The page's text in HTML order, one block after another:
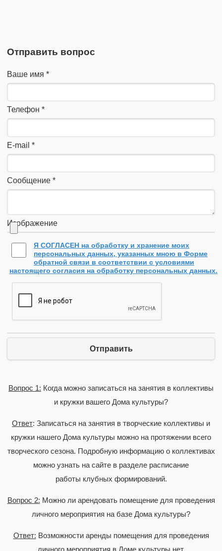
Отправить вопрос
Ваше имя *
Телефон *
E-mail *
Сообщение *
Изображение
Я СОГЛАСЕН на обработку и хранение моих
персональных данных, указанных мною в Форме
обратной связи в соответствии с условиями
настоящего согласия на обработку персональных данных.
Отправить
Вопрос 1: Когда можно записаться на занятия в коллективы
и кружки вашего Дома культуры?
Ответ: Записаться на занятия в творческие коллективы и
кружки нашего Дома культуры можно на протяжении всего
творческого сезона. Подробную информацию о коллективах
можно узнать на сайте в разделе расписание
работы клубных формирований.
Вопрос 2: Можно ли арендовать помещение для проведения
личного мероприятия на базе Дома культуры?
Ответ: Возможности аренды помещения для проведения
личного мероприятия в Доме культуры нет.